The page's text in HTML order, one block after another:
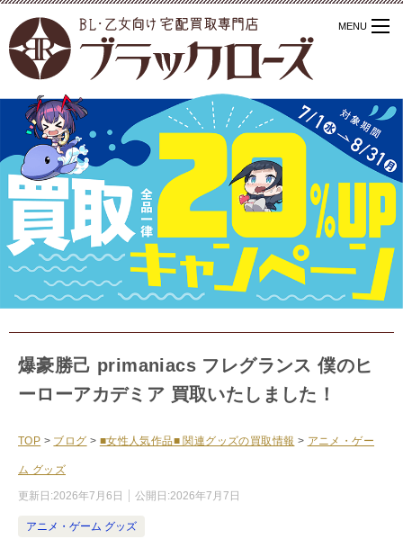
爆豪勝己 primaniacs フレグランス 僕のヒ
ーローアカデミア 買取いたしました！
TOP > ブログ > ■女性人気作品■ 関連グッズの買取情報 > アニメ・ゲー
ム グッズ
更新日:2026年7月6日 公開日:2026年7月7日
アニメ・ゲーム グッズ